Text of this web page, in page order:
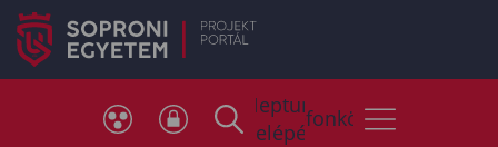
Neptun
belépés
Telefonkönyv